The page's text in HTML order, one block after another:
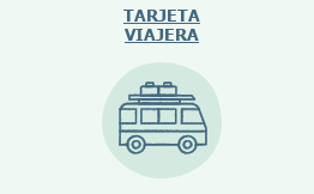
TARJETA
VIAJERA